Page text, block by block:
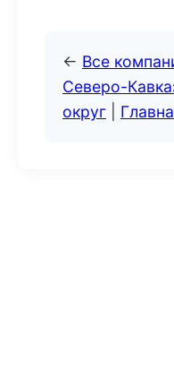
← Все
Северо-
округ